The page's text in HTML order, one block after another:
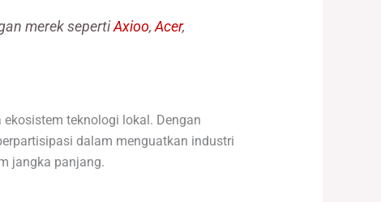
merek sepertiAxioo,Acer,
teknologi lokal. Dengan
dalam menguatkan industri
jangka panjang.